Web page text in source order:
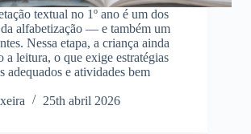
textual no 1º ano é um dos
alfabetização — e também um
Nessa etapa, a criança ainda
a leitura, o que exige estratégias
adequados e atividades bem
25th abril 2026